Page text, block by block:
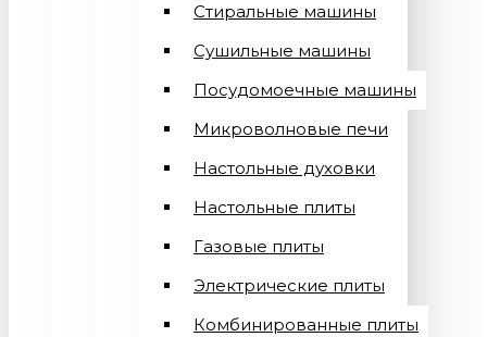
Стиральные машины
Сушильные машины
Посудомоечные машины
Микроволновые печи
Настольные духовки
Настольные плиты
Газовые плиты
Электрические плиты
Комбинированные плиты